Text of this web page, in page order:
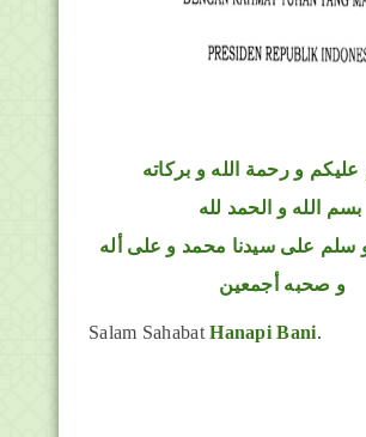
عليكم و رحمة الله و بركاته
بسم الله و الحمد لله
سلم على سيدنا محمد و على أله
و صحبه أجمعين
Salam Sahabat Hanapi Bani.